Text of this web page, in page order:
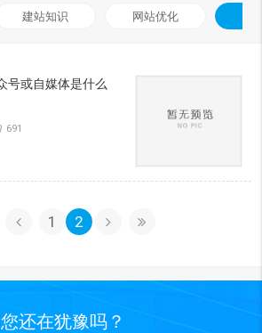
建站知识 网站优化
号或自媒体是什么
691
1 2
您还在犹豫吗？